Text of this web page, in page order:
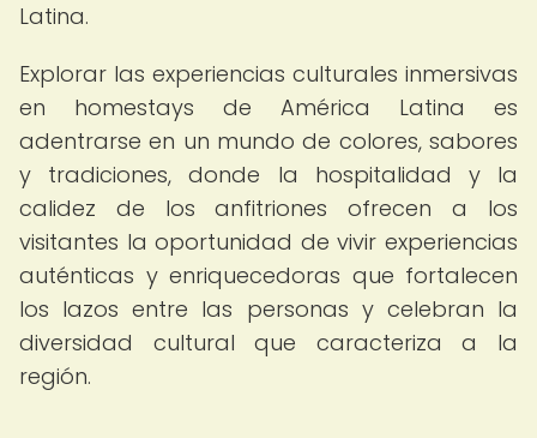
Latina.
Explorar las experiencias culturales inmersivas
en homestays de América Latina es
adentrarse en un mundo de colores, sabores
y tradiciones, donde la hospitalidad y la
calidez de los anfitriones ofrecen a los
visitantes la oportunidad de vivir experiencias
auténticas y enriquecedoras que fortalecen
los lazos entre las personas y celebran la
diversidad cultural que caracteriza a la
región.